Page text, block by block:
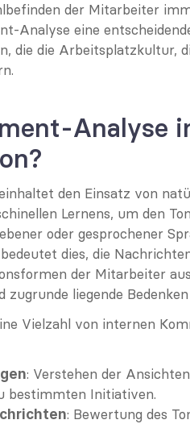
der Mitarbeiter
Analyse eine
die die Arbeitsplatzkultur,
Analyse
den Einsatz von
Lernens, um den
oder gesprochener
dies, die
der Mitarbeiter
zugrunde liegende
Vielzahl von internen
: Verstehen der
bestimmten Initiativen.
: Bewertung des